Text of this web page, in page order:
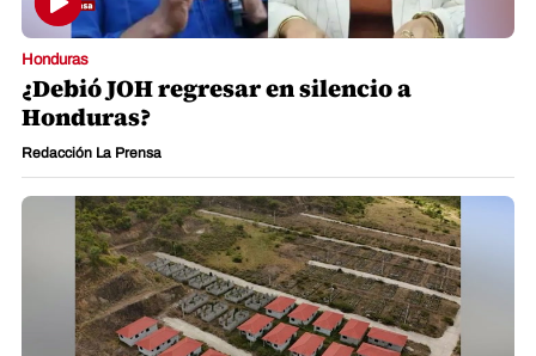
Honduras
¿Debió JOH regresar en silencio a
Honduras?
Redacción La Prensa